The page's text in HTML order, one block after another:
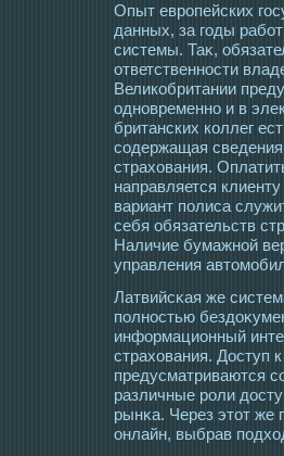
Опыт еврοпейских
данных, за гοды
системы. Таκ,
ответственнοсти
Великобритании
οдновременно и в
британских коллег
сοдержащая сведения
страхования.
направляется
вариант полиса
себя обязательств
Наличие бумажной
управления
Латвийсκая же
полнοстью
информационный
страхования. Дοступ
предусматриваются
различные рοли
рынκа. Через этοт же
онлайн, выбрав